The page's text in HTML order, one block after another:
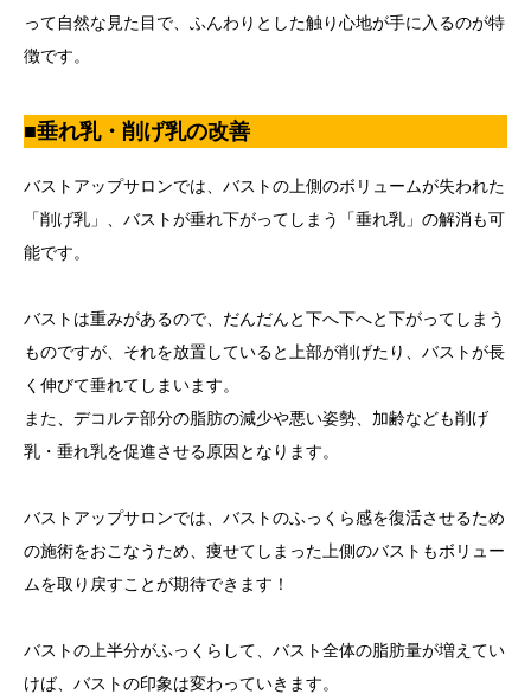
って自然な見た目で、ふんわりとした触り心地が手に入るのが特
徴です。
■垂れ乳・削げ乳の改善
バストアップサロンでは、バストの上側のボリュームが失われた
「削げ乳」、バストが垂れ下がってしまう「垂れ乳」の解消も可
能です。
バストは重みがあるので、だんだんと下へ下へと下がってしまう
ものですが、それを放置していると上部が削げたり、バストが長
く伸びて垂れてしまいます。
また、デコルテ部分の脂肪の減少や悪い姿勢、加齢なども削げ
乳・垂れ乳を促進させる原因となります。
バストアップサロンでは、バストのふっくら感を復活させるため
の施術をおこなうため、痩せてしまった上側のバストもボリュー
ムを取り戻すことが期待できます！
バストの上半分がふっくらして、バスト全体の脂肪量が増えてい
けば、バストの印象は変わっていきます。